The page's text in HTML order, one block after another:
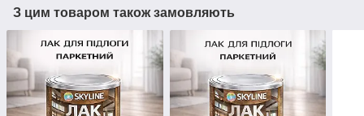
З цим товаром також замовляють